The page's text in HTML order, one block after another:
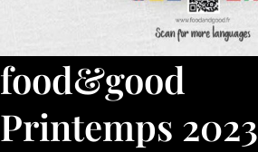
food&good
Printemps 2023